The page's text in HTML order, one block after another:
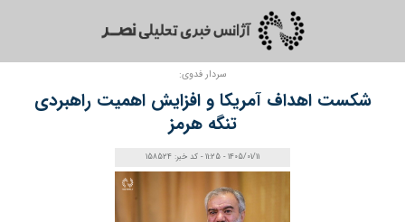
سردار فدوی:
شکست اهداف آمریکا و افزایش اهمیت راهبردی
تنگه هرمز
1405/01/11 - 11:25 - کد خبر: 158524